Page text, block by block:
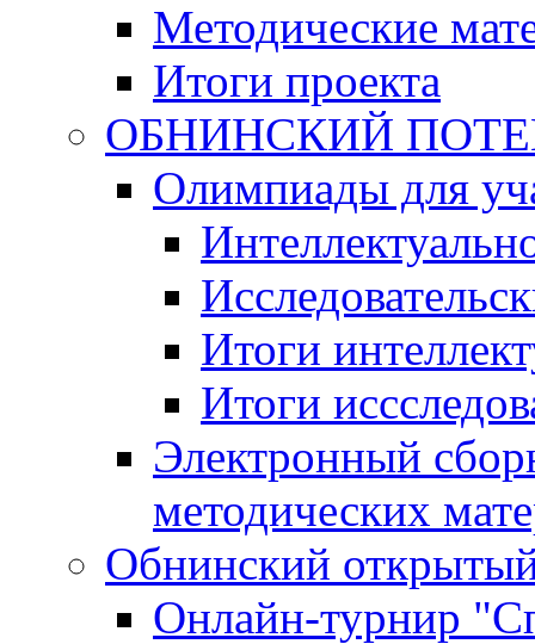
Методические
Итоги проекта
ОБНИНСКИЙ
Олимпиады для
Итоги
Итоги
Электронный
методических
Обнинский
Онлайн-турнир